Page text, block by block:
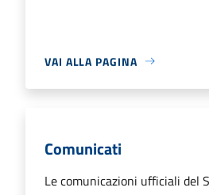
VAI ALLA PAGINA
Comunicati
Le comunicazioni ufficiali del